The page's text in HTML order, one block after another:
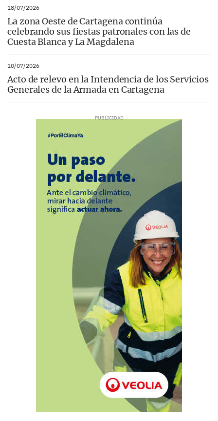
18/07/2026
La zona Oeste de Cartagena continúa
celebrando sus fiestas patronales con las de
Cuesta Blanca y La Magdalena
10/07/2026
Acto de relevo en la Intendencia de los Servicios
Generales de la Armada en Cartagena